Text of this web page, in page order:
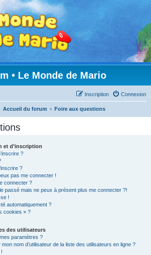
• Le Monde de Mario
Connexion
Inscription
Accueil du forum Foire aux questions
et d’inscription
?
?
pas me connecter !
connecter ?
passé mais ne peux à présent plus me connecter ?!
!
automatiquement ?
cookies » ?
des utilisateurs
paramètres ?
nom d’utilisateur de la liste des utilisateurs en ligne ?